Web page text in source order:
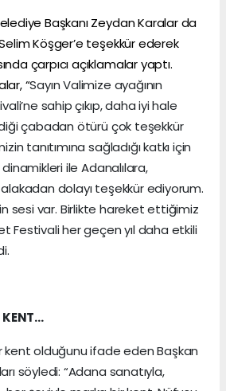
Başkanı Zeydan Karalar da
Köşger’e teşekkür ederek
çarpıcı açıklamalar yaptı.
“Sayın Valimize ayağının
sahip çıkıp, daha iyi hale
çabadan ötürü çok teşekkür
tanıtımına sağladığı katkı için
ile Adanalılara,
dolayı teşekkür ediyorum.
sesi var. Birlikte hareket ettiğimiz
Festivali her geçen yıl daha etkili
KENT…
kent olduğunu ifade eden Başkan
söyledi: “Adana sanatıyla,